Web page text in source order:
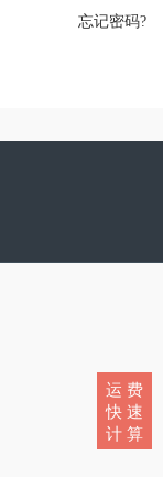
忘记密码?
运 费
快 速
计 算